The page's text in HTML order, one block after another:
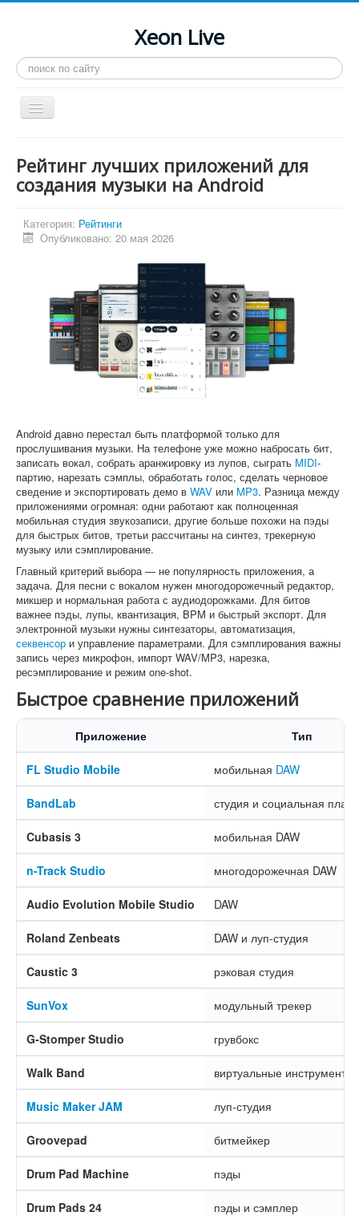
Xeon Live
Искать...
Toggle
Navigation
LGA 2011-3
Процессоры
Конференция
Системные программы
Софт
Рейтинг лучших приложений для
создания музыки на Android
Категория: Рейтинги
Опубликовано: 20 мая 2026
Android давно перестал быть платформой только для
прослушивания музыки. На телефоне уже можно набросать бит,
записать вокал, собрать аранжировку из лупов, сыграть MIDI-
партию, нарезать сэмплы, обработать голос, сделать черновое
сведение и экспортировать демо в WAV или MP3. Разница между
приложениями огромная: одни работают как полноценная
мобильная студия звукозаписи, другие больше похожи на пэды
для быстрых битов, третьи рассчитаны на синтез, трекерную
музыку или сэмплирование.
Главный критерий выбора — не популярность приложения, а
задача. Для песни с вокалом нужен многодорожечный редактор,
микшер и нормальная работа с аудиодорожками. Для битов
важнее пэды, лупы, квантизация, BPM и быстрый экспорт. Для
электронной музыки нужны синтезаторы, автоматизация,
секвенсор и управление параметрами. Для сэмплирования важны
запись через микрофон, импорт WAV/MP3, нарезка,
ресэмплирование и режим one-shot.
Быстрое сравнение приложений
Приложение Тип
FL Studio Mobile мобильная DAW
BandLab студия и социальная
Cubasis 3 мобильная DAW
n-Track Studio многодорожечная DAW
Audio Evolution Mobile Studio DAW
Roland Zenbeats DAW и луп-студия
Caustic 3 рэковая студия
SunVox модульный трекер
G-Stomper Studio грувбокс
Walk Band виртуальные инструменты
Music Maker JAM луп-студия
Groovepad битмейкер
Drum Pad Machine пэды
Drum Pads 24 пэды и сэмплер